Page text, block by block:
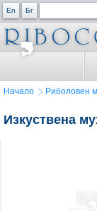
En Бг
Начало Риболовен
Изкуствена